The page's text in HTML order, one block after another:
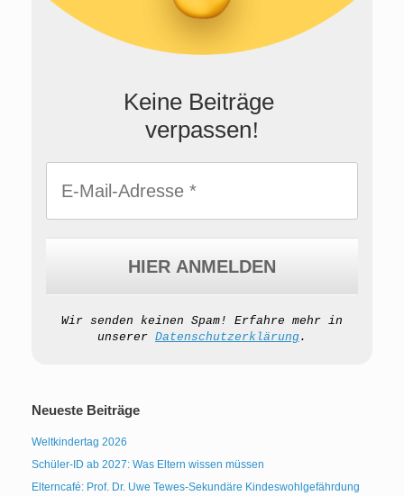
Keine Beiträge
verpassen!
Wir senden keinen Spam! Erfahre mehr in
unserer Datenschutzerklärung.
Neueste Beiträge
Weltkindertag 2026
Schüler-ID ab 2027: Was Eltern wissen müssen
Elterncafé: Prof. Dr. Uwe Tewes-Sekundäre Kindeswohlgefährdung